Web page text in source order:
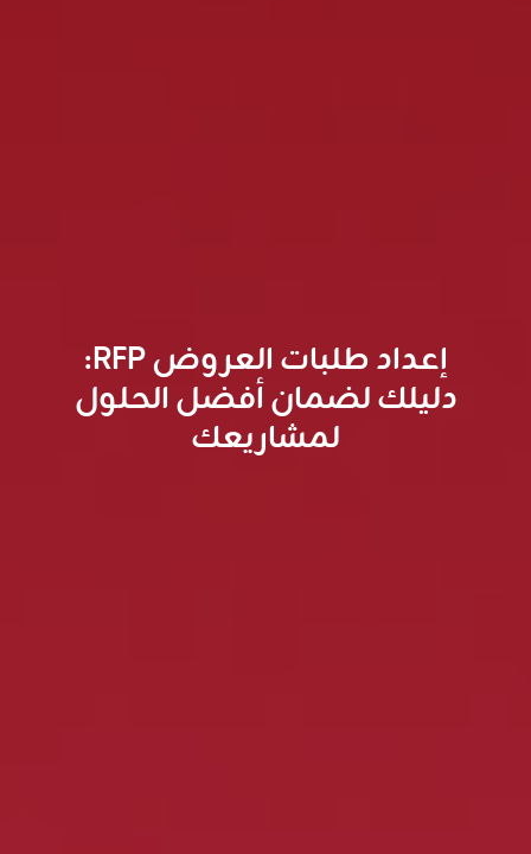
إعداد طلبات العروض RFP:
دليلك لضمان أفضل الحلول
لمشاريعك